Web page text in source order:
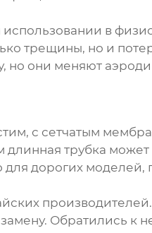
в
трещины, но и
но они меняют
с сетчатым
трубка может
дорогих моделей,
Обратились к